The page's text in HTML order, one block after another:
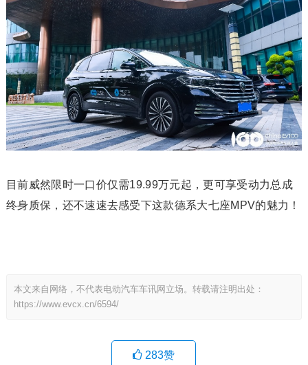
目前威然限时一口价仅需19.99万元起，更可享受动力总成
终身质保，还不速速去感受下这款德系大七座MPV的魅力！
本文来自网络，不代表电动汽车车讯网立场。转载请注明出处：
https://www.evcx.cn/6594/
283赞